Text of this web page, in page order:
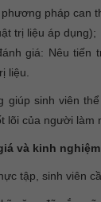
pháp can
trị liệu áp dụng);
giá: Nêu tiến
liệu.
giúp sinh viên
lõi của người làm
và kinh
tập, sinh viên